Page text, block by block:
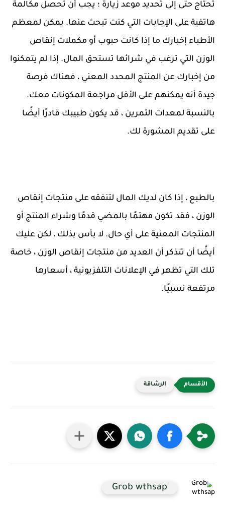
تحتاج حتى إلى تحديد موعد زيارة ؛ يجب أن تحصل مكالمة
هاتفية على الإجابات التي كنت تبحث عنها. يمكن لمعظم
الأطباء إخبارك ما إذا كانت حبوب أو مكملات إنقاص
الوزن التي ترغب في شرائها تستحق المال. إذا لم يتمكنوا
من إخبارك عن المنتج المحدد المعني ، فهناك فرصة
جيدة أنه يمكنهم على الأقل مراجعة المكونات معك.
بالنسبة لمعدات التمرين ، قد يكون طبيبك قادرًا أيضًا
على تقديم المشورة لك.
بالطبع ، إذا كان لديك المال لتنفقه على منتجات إنقاص
الوزن ، فقد تكون مهتمًا بالمضي قدمًا وشراء المنتج أو
المنتجات المعنية على أي حال. لا بأس بذلك ، لكن عليك
أيضًا أن تتذكر أن العديد من منتجات إنقاص الوزن ، خاصة
تلك التي تظهر في الإعلانات التلفزيونية ، أسعارها
مرتفعة نسبيًا.
الرشاقة
Grob wthsap